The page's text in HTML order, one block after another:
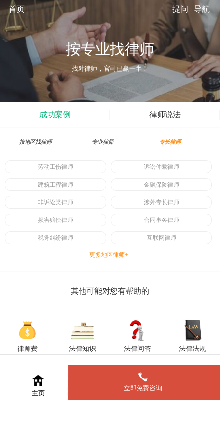
首页 导航
提问
按专业找律师
找对律师，官司已赢一半！
成功案例 律师说法
按地区找律师 专业律师 专长律师
劳动工伤律师 诉讼仲裁律师
建筑工程律师 金融保险律师
非诉讼类律师 涉外专长律师
损害赔偿律师 合同事务律师
税务纠纷律师 互联网律师
更多地区律师+
其他可能对您有帮助的
律师费 法律知识 法律问答 法律法规
主页
立即免费咨询